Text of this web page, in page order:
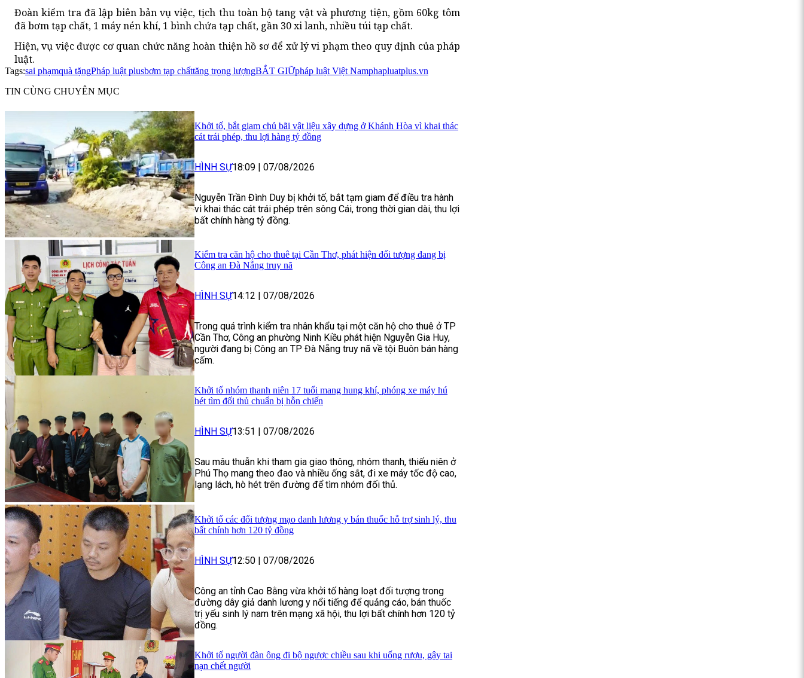
Đoàn kiểm tra đã lập biên bản vụ việc, tịch thu toàn bộ tang vật và phương tiện, gồm 60kg tôm
đã bơm tạp chất, 1 máy nén khí, 1 bình chứa tạp chất, gần 30 xi lanh, nhiều túi tạp chất.
Hiện, vụ việc được cơ quan chức năng hoàn thiện hồ sơ để xử lý vi phạm theo quy định của pháp
luật.
Tags:sai phạmquà tặngPháp luật plusbơm tạp chấttăng trọng lượngBẮT GIỮpháp luật Việt Namphapluatplus.vn
TIN CÙNG CHUYÊN MỤC
Khởi tố, bắt giam chủ bãi vật liệu xây dựng ở Khánh Hòa vì khai thác
cát trái phép, thu lợi hàng tỷ đồng
HÌNH SỰ18:09 | 07/08/2026
Nguyễn Trần Đình Duy bị khởi tố, bắt tạm giam để điều tra hành
vi khai thác cát trái phép trên sông Cái, trong thời gian dài, thu lợi
bất chính hàng tỷ đồng.
Kiểm tra căn hộ cho thuê tại Cần Thơ, phát hiện đối tượng đang bị
Công an Đà Nẵng truy nã
HÌNH SỰ14:12 07/08/2026
Trong quá trình kiểm tra nhân khẩu tại một căn hộ cho thuê ở TP
Cần Thơ, Công an phường Ninh Kiều phát hiện Nguyễn Gia Huy,
người đang bị Công an TP Đà Nẵng truy nã về tội Buôn bán hàng
cấm.
Khởi tố nhóm thanh niên 17 tuổi mang hung khí, phóng xe máy hú
hét tìm đối thủ chuẩn bị hỗn chiến
HÌNH SỰ13:51 07/08/2026
Sau mâu thuẫn khi tham gia giao thông, nhóm thanh, thiếu niên ở
Phú Thọ mang theo đao và nhiều ống sắt, đi xe máy tốc độ cao,
lạng lách, hò hét trên đường để tìm nhóm đối thủ.
Khởi tố các đối tượng mạo danh lương y bán thuốc hỗ trợ sinh lý, thu
bất chính hơn 120 tỷ đồng
HÌNH SỰ12:50 | 07/08/2026
Công an tỉnh Cao Bằng vừa khởi tố hàng loạt đối tượng trong
đường dây giả danh lương y nổi tiếng để quảng cáo, bán thuốc
trị yếu sinh lý nam trên mạng xã hội, thu lợi bất chính hơn 120 tỷ
đồng.
Khởi tố người đàn ông đi bộ ngược chiều sau khi uống rượu, gây tai
nạn chết người